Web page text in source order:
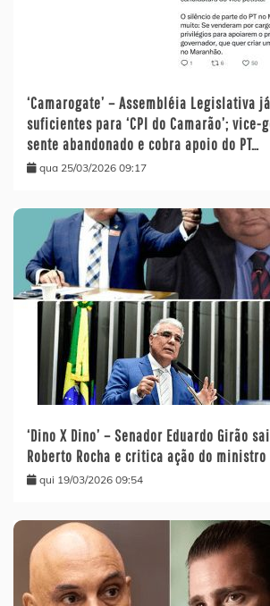
‘Camarogate’ – Assembléia Legislativa
suficientes para ‘CPI do Camarão’; vice-
sente abandonado e cobra apoio do PT…
qua 25/03/2026 09:17
‘Dino X Dino’ – Senador Eduardo Girão
Roberto Rocha e critica ação do
qui 19/03/2026 09:54